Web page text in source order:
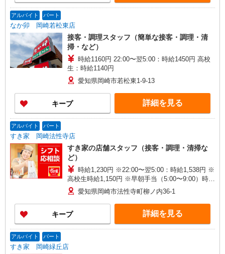
アルバイト パート
なか卯 岡崎若松東店
接客・調理スタッフ（簡単な接客・調理・清
掃・など）
時給1160円 22:00〜翌5:00：時給1450円 高校
生：時給1140円
愛知県岡崎市若松東1-9-13
キープ 詳細を見る
アルバイト パート
すき家 岡崎法性寺店
すき家の店舗スタッフ（接客・調理・清掃な
ど）
時給1,230円 ※22:00〜翌5:00：時給1,538円 ※
高校生時給1,150円 ※早朝手当（5:00〜9:00）時給
＋150円
愛知県岡崎市法性寺町柳ノ内36-1
キープ 詳細を見る
アルバイト パート
すき家 岡崎緑丘店